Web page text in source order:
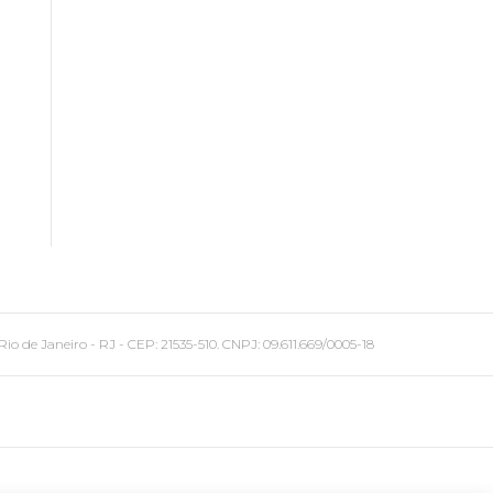
Janeiro - RJ - CEP: 21535-510. CNPJ: 09.611.669/0005-18